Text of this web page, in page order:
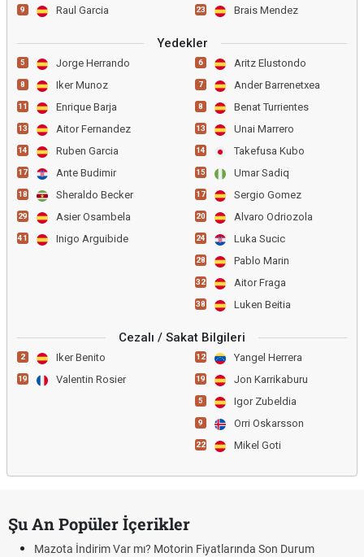
9 Raul Garcia 23 Brais Mendez
Yedekler
5 Jorge Herrando
8 Iker Munoz
11 Enrique Barja
13 Aitor Fernandez
14 Ruben Garcia
17 Ante Budimir
18 Sheraldo Becker
29 Asier Osambela
41 Inigo Arguibide
6 Aritz Elustondo
7 Ander Barrenetxea
8 Benat Turrientes
13 Unai Marrero
14 Takefusa Kubo
15 Umar Sadiq
17 Sergio Gomez
20 Alvaro Odriozola
24 Luka Sucic
28 Pablo Marin
32 Aitor Fraga
38 Luken Beitia
Cezalı / Sakat Bilgileri
2 Iker Benito
19 Valentin Rosier
12 Yangel Herrera
19 Jon Karrikaburu
5 Igor Zubeldia
9 Orri Oskarsson
22 Mikel Goti
Şu An Popüler İçerikler
Mazota İndirim Var mı? Motorin Fiyatlarında Son Durum